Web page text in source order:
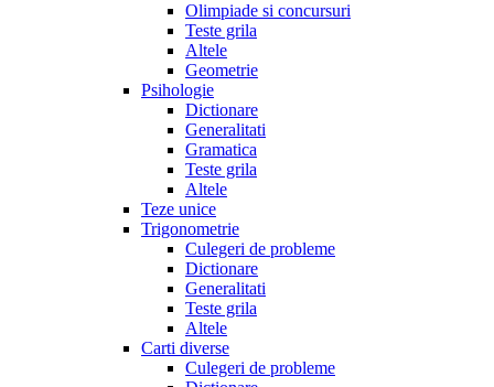
Olimpiade si concursuri
Teste grila
Altele
Geometrie
Psihologie
Dictionare
Generalitati
Gramatica
Teste grila
Altele
Teze unice
Trigonometrie
Culegeri de probleme
Dictionare
Generalitati
Teste grila
Altele
Carti diverse
Culegeri de probleme